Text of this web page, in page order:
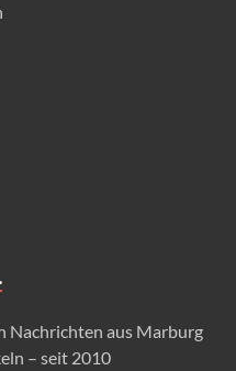
Nachrichten aus Marburg
– seit 2010